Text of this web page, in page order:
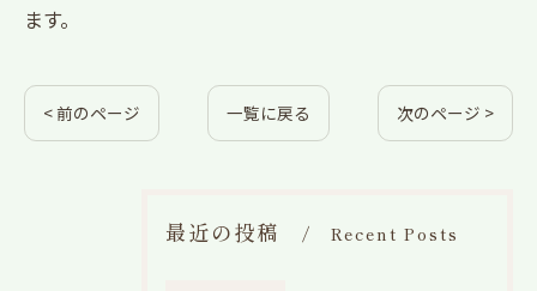
ます。
< 前のページ 一覧に戻る 次のページ >
最近の投稿 Recent Posts